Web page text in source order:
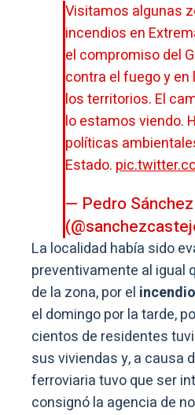
Visitamos algunas zonas afectadas por
incendios en
el compromiso del
contra el fuego y
los territorios. El
lo estamos viendo.
políticas
Estado.
— Pedro Sánchez
La localidad había sido
preventivamente al igual
de la zona, por el
el domingo por la tarde,
cientos de residentes
sus viviendas y, a causa
ferroviaria tuvo que ser
consignó la agencia de